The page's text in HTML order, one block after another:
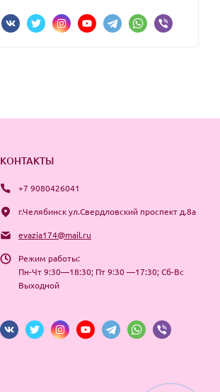
КОНТАКТЫ
+7 9080426041
г.Челябинск ул.Свердловский проспект д.8а
evazia174@mail.ru
Режим работы:
Пн-Чт 9:30—18:30; Пт 9:30 —17:30; Сб-Вс
Выходной